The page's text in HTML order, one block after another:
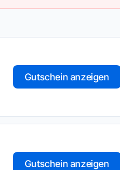
Gutschein anzeigen
Gutschein anzeigen